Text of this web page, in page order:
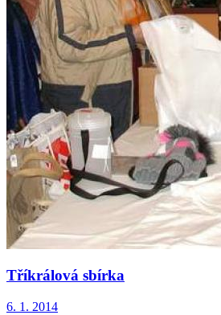
Tříkrálová sbírka
6. 1. 2014